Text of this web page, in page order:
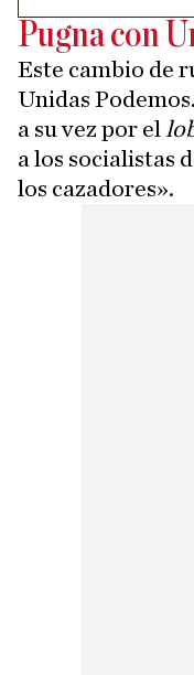
Pugna con
Este cambio de
Unidas
a su vez por el
a los socialistas
los cazadores».